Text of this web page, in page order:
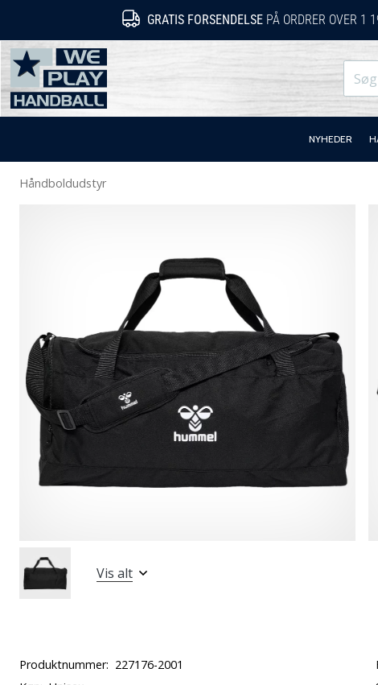
GRATIS FORSENDELSE PÅ ORDRER OVER 1
WePlayHandball.dk
NYHEDER
Håndboldudstyr
Vis alt
Produktnummer: 227176-2001